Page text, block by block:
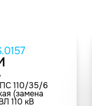
110/35/6
(замена
110 кВ